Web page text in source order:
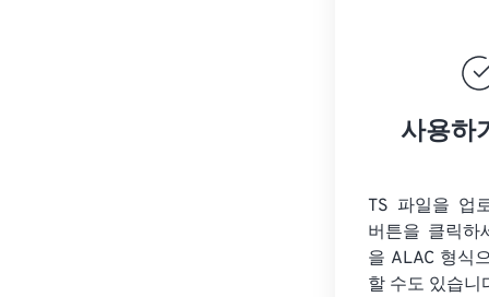
사용하
TS 파일을 업
버튼을 클릭
을 ALAC 형식
할 수도 있습니